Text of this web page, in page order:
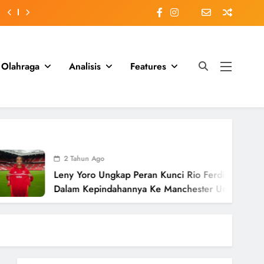
Olahraga Analisis Features
2 Tahun Ago
Leny Yoro Ungkap Peran Kunci Rio Ferdinand
Dalam Kepindahannya Ke Manchester United
Senilai £58 Juta